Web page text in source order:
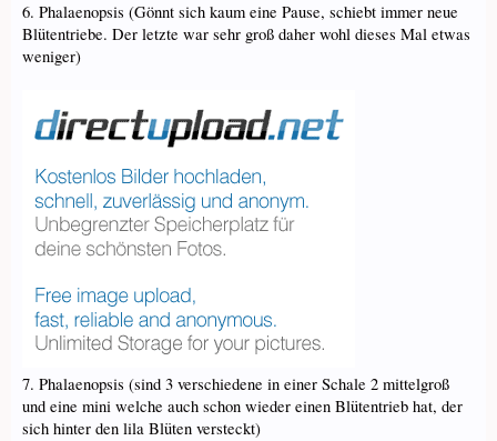
6. Phalaenopsis (Gönnt sich kaum eine Pause, schiebt immer neue
Blütentriebe. Der letzte war sehr groß daher wohl dieses Mal etwas
weniger)
7. Phalaenopsis (sind 3 verschiedene in einer Schale 2 mittelgroß
und eine mini welche auch schon wieder einen Blütentrieb hat, der
sich hinter den lila Blüten versteckt)